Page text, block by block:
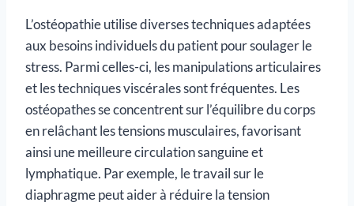
L’ostéopathie utilise diverses techniques adaptées
aux besoins individuels du patient pour soulager le
stress. Parmi celles-ci, les manipulations articulaires
et les techniques viscérales sont fréquentes. Les
ostéopathes se concentrent sur l’équilibre du corps
en relâchant les tensions musculaires, favorisant
ainsi une meilleure circulation sanguine et
lymphatique. Par exemple, le travail sur le
diaphragme peut aider à réduire la tension